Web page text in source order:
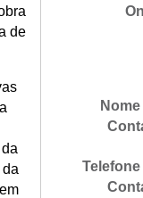
Telefone
de